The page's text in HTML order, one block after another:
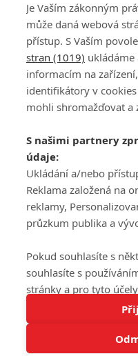
Tato stránka používá
DISKUZE
Šéfredaktorkou webu jePetr
Máte-li zájem o inzerci na
Ochrana osobních údajů|
Upravit
© 2016 – 2026
Je Vaším zákonným
může daná webová
přístup. S Vaším
stran (1019)
informacím na
identifikátory v
mohli shromažďovat a
S našimi partnery
údaje:
Ukládání a/nebo
Reklama založená na
reklamy,
průzkum publika a
Pokud souhlasíte s
souhlasíte s
stránky a pro tyto
odmítnout, ale v
nebudou k dispozici
Vaše volby souhlasu